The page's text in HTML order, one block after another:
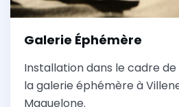
Galerie Éphémère
Installation dans le cadre de
la galerie éphémère à
Maguelone.